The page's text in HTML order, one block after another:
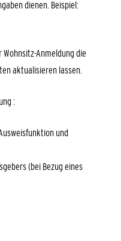
dienen. Beispiel:
Anmeldung die
aktualisieren lassen.
:
und
(bei Bezug eines